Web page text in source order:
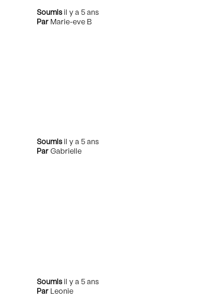
Soumisil y a 5 ans
Par Marie-eve B
Soumisil y a 5 ans
Par Gabrielle
Soumisil y a 5 ans
Par Leonie